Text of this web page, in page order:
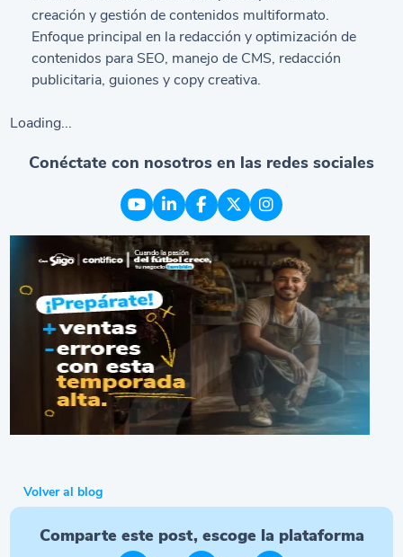
creación y gestión de contenidos multiformato.
Enfoque principal en la redacción y optimización de
contenidos para SEO, manejo de CMS, redacción
publicitaria, guiones y copy creativa.
Loading...
Conéctate con nosotros en las redes sociales
Volver al blog
Comparte este post, escoge la plataforma